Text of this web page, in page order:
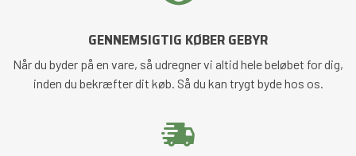
GENNEMSIGTIG KØBER GEBYR
Når du byder på en vare, så udregner vi altid hele beløbet for dig,
inden du bekræfter dit køb. Så du kan trygt byde hos os.